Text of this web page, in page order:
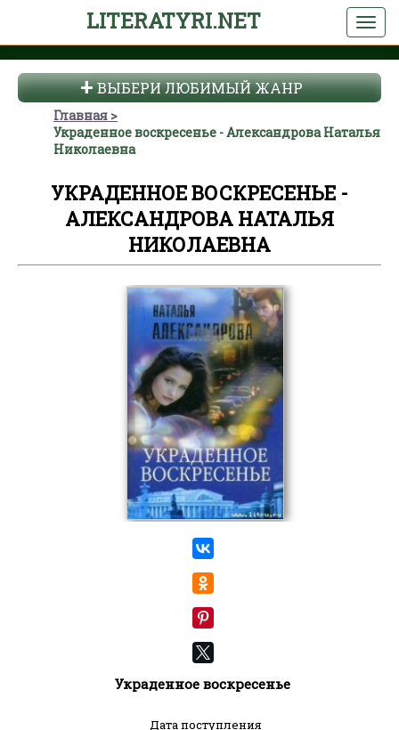
LITERATYRI.NET
ВЫБЕРИ ЛЮБИМЫЙ ЖАНР
Главная
Украденное воскресенье - Александрова Наталья
Николаевна
УКРАДЕННОЕ ВОСКРЕСЕНЬЕ -
АЛЕКСАНДРОВА НАТАЛЬЯ
НИКОЛАЕВНА
Украденное воскресенье
Дата поступления